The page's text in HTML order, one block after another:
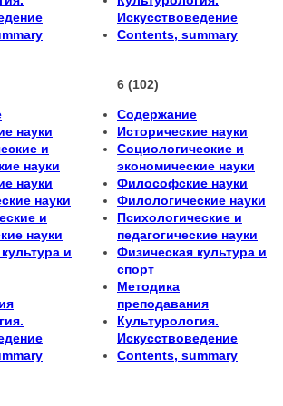
Искусствоведение
Contents, summary
науки
и
науки
науки
науки
и
науки
и
6 (102)
Содержание
Исторические науки
Социологические и
экономические науки
Философские науки
Филологические науки
Психологические и
педагогические науки
Физическая культура и
спорт
Методика
преподавания
Культурология.
Искусствоведение
Contents, summary